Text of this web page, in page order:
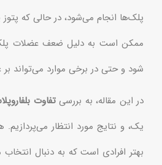
پلک‌ها انجام می‌شود، در حالی که
ممکن است به دلیل ضعف عضلات
شود و حتی در برخی موارد می‌تواند بر
در این مقاله، به بررسیتفاوت
یک، و نتایج مورد انتظار
بهتر افرادی است که به دنبال